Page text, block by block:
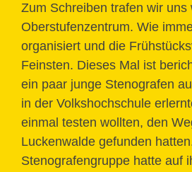
Zum Schreiben trafen wir uns
Oberstufenzentrum. Wie
organisiert und die
Feinsten. Dieses Mal ist
ein paar junge Stenografen
in der Volkshochschule
einmal testen wollten, den
Luckenwalde gefunden
Stenografengruppe hatte auf